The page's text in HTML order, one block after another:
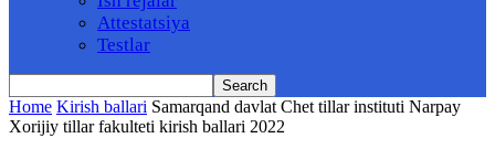
Attestatsiya
Testlar
Home Kirish ballari Samarqand davlat Chet tillar instituti Narpay
Xorijiy tillar fakulteti kirish ballari 2022